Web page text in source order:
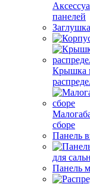
панелей
Крышка
сборе
Панель
для
Панель